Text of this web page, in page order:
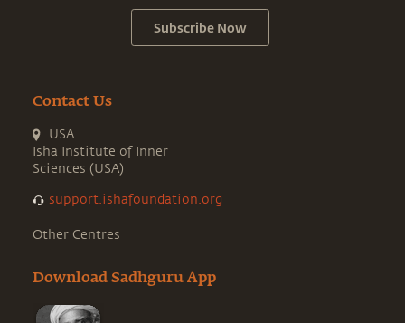
Subscribe Now
Contact Us
USA
Isha Institute of Inner
Sciences (USA)
support.ishafoundation.org
Other Centres
Download Sadhguru App